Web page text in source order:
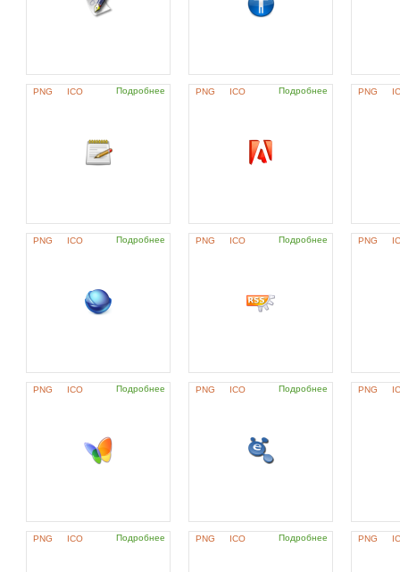
PNG ICO Подробнее PNG ICO Подробнее PNG
PNG ICO Подробнее PNG ICO Подробнее PNG
PNG ICO Подробнее PNG ICO Подробнее PNG
PNG ICO Подробнее PNG ICO Подробнее PNG